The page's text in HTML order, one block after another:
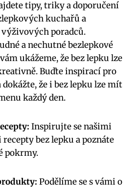
tipy, triky a doporučení
kuchařů a
poradců.
a nechutné bezlepkové
ukážeme, že bez lepku lze
Buďte inspirací pro
dokážte, že i bez lepku lze mít
každý den.
Inspirujte se našimi
bez lepku a poznáte
pokrmy.
Podělíme se s vámi o